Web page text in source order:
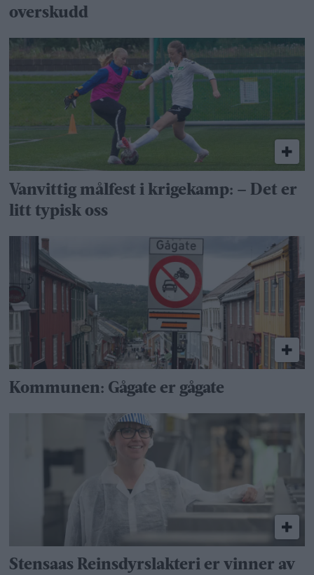
overskudd
Vanvittig målfest i krigekamp: – Det er
litt typisk oss
Kommunen: Gågate er gågate
Stensaas Reinsdyrslakteri er vinner av